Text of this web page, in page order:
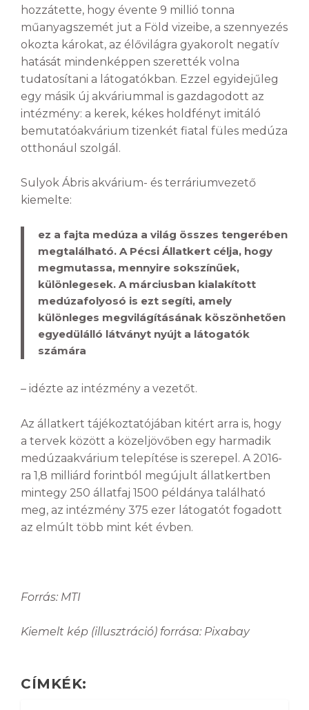
hozzátette, hogy évente 9 millió tonna
műanyagszemét jut a Föld vizeibe, a szennyezés
okozta károkat, az élővilágra gyakorolt negatív
hatását mindenképpen szerették volna
tudatosítani a látogatókban. Ezzel egyidejűleg
egy másik új akváriummal is gazdagodott az
intézmény: a kerek, kékes holdfényt imitáló
bemutatóakvárium tizenkét fiatal füles medúza
otthonául szolgál.
Sulyok Ábris akvárium- és terráriumvezető
kiemelte:
ez a fajta medúza a világ összes tengerében
megtalálható. A Pécsi Állatkert célja, hogy
megmutassa, mennyire sokszínűek,
különlegesek. A márciusban kialakított
medúzafolyosó is ezt segíti, amely
különleges megvilágításának köszönhetően
egyedülálló látványt nyújt a látogatók
számára
– idézte az intézmény a vezetőt.
Az állatkert tájékoztatójában kitért arra is, hogy
a tervek között a közeljövőben egy harmadik
medúzaakvárium telepítése is szerepel. A 2016-
ra 1,8 milliárd forintból megújult állatkertben
mintegy 250 állatfaj 1500 példánya található
meg, az intézmény 375 ezer látogatót fogadott
az elmúlt több mint két évben.
Forrás: MTI
Kiemelt kép (illusztráció) forrása: Pixabay
CÍMKÉK: